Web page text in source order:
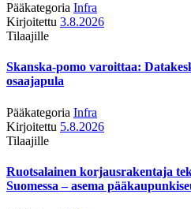
Pääkategoria Infra
Kirjoitettu 3.8.2026
Tilaajille
Skanska-pomo varoittaa:
osaajapula
Pääkategoria Infra
Kirjoitettu 5.8.2026
Tilaajille
Ruotsalainen korjausrakentaja
Suomessa – asema